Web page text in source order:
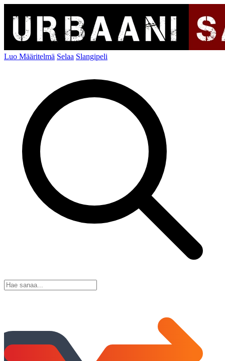
Luo Määritelmä Selaa Slangipeli